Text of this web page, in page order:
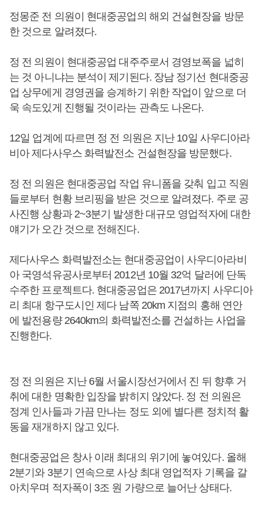
정몽준 전 의원이 현대중공업의 해외 건설현장을 방문
한 것으로 알려졌다.
정 전 의원이 현대중공업 대주주로서 경영보폭을 넓히
는 것 아니냐는 분석이 제기된다. 장남 정기선 현대중공
업 상무에게 경영권을 승계하기 위한 작업이 앞으로 더
욱 속도있게 진행될 것이라는 관측도 나온다.
12일 업계에 따르면 정 전 의원은 지난 10일 사우디아라
비아 제다사우스 화력발전소 건설현장을 방문했다.
정 전 의원은 현대중공업 작업 유니폼을 갖춰 입고 직원
들로부터 현황 브리핑을 받은 것으로 알려졌다. 주로 공
사진행 상황과 2~3분기 발생한 대규모 영업적자에 대한
얘기가 오간 것으로 전해진다.
제다사우스 화력발전소는 현대중공업이 사우디아라비
아 국영석유공사로부터 2012년 10월 32억 달러에 단독
수주한 프로젝트다. 현대중공업은 2017년까지 사우디아
리 최대 항구도시인 제다 남쪽 20km 지점의 홍해 연안
에 발전용량 2640km의 화력발전소를 건설하는 사업을
진행한다.
정 전 의원은 지난 6월 서울시장선거에서 진 뒤 향후 거
취에 대한 명확한 입장을 밝히지 않았다. 정 전 의원은
정계 인사들과 가끔 만나는 정도 외에 별다른 정치적 활
동을 재개하지 않고 있다.
현대중공업은 창사 이래 최대의 위기에 놓여있다. 올해
2분기와 3분기 연속으로 사상 최대 영업적자 기록을 갈
아치우며 적자폭이 3조 원 가량으로 늘어난 상태다.